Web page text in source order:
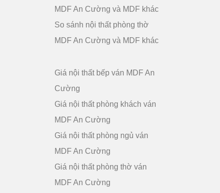
MDF An Cường và MDF khác
So sánh nội thất phòng thờ
MDF An Cường và MDF khác
Giá nội thất bếp ván MDF An
Cường
Giá nội thất phòng khách ván
MDF An Cường
Giá nội thất phòng ngủ ván
MDF An Cường
Giá nội thất phòng thờ ván
MDF An Cường